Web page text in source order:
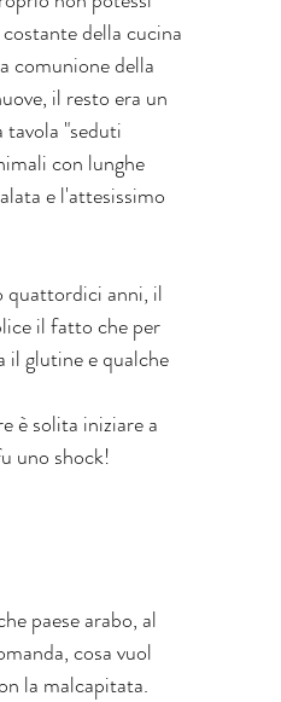
della cucina
comunione della
il resto era un
"seduti
con lunghe
e l'attesissimo
quattordici anni, il
il fatto che per
il glutine e qualche
è solita iniziare a
uno shock!
paese arabo, al
cosa vuol
la malcapitata.